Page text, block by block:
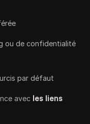
ou de confidentialité
par défaut
avec les liens